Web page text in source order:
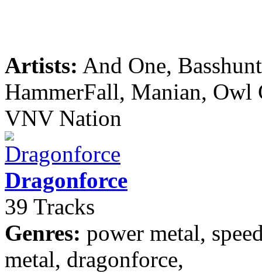
Artists: And One,
HammerFall, Manian, Owl
VNV Nation
Dragonforce
39 Tracks
Genres: power metal,
metal, dragonforce,